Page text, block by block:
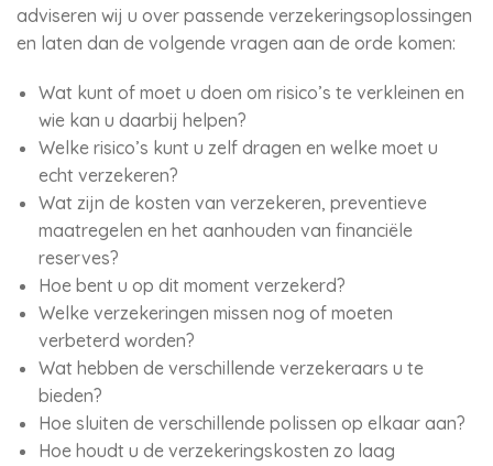
adviseren wij u over passende verzekeringsoplossingen
en laten dan de volgende vragen aan de orde komen:
Wat kunt of moet u doen om risico’s te verkleinen en
wie kan u daarbij helpen?
Welke risico’s kunt u zelf dragen en welke moet u
echt verzekeren?
Wat zijn de kosten van verzekeren, preventieve
maatregelen en het aanhouden van financiële
reserves?
Hoe bent u op dit moment verzekerd?
Welke verzekeringen missen nog of moeten
verbeterd worden?
Wat hebben de verschillende verzekeraars u te
bieden?
Hoe sluiten de verschillende polissen op elkaar aan?
Hoe houdt u de verzekeringskosten zo laag